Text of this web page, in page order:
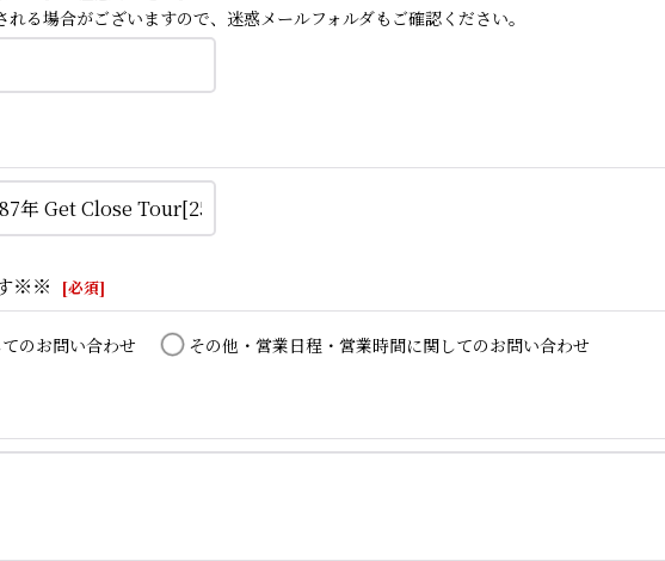
る場合がございますので、迷惑メールフォルダもご確認ください。
す※※ [必須]
のお問い合わせ その他・営業日程・営業時間に関してのお問い合わせ